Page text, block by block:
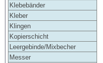
Klebebänder
Kleber
Klingen
Kopierschicht
Leergebinde/Mixbecher
Messer